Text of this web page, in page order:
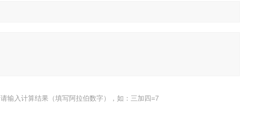
请输入计算结果（填写阿拉伯数字），如：三加四=7